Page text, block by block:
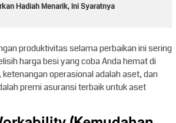
Hadiah Menarik, Ini Syaratnya
produktivitas selama perbaikan ini sering
harga besi yang coba Anda hemat di
operasional adalah aset, dan
premi asuransi terbaik untuk aset